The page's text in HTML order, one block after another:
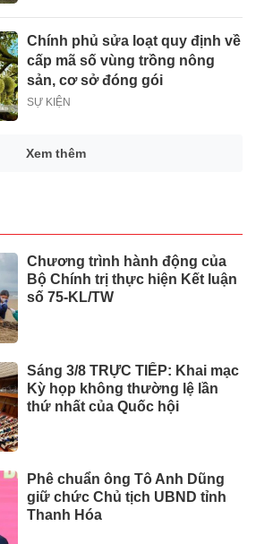
Chính phủ sửa loạt quy định về
cấp mã số vùng trồng nông
sản, cơ sở đóng gói
SỰ KIỆN
Xem thêm
Chương trình hành động của
Bộ Chính trị thực hiện Kết luận
số 75-KL/TW
Sáng 3/8 TRỰC TIẾP: Khai mạc
Kỳ họp không thường lệ lần
thứ nhất của Quốc hội
Phê chuẩn ông Tô Anh Dũng
giữ chức Chủ tịch UBND tỉnh
Thanh Hóa